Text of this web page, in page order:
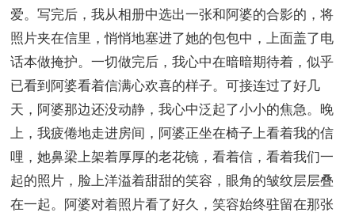
爱。写完后，我从相册中选出一张和阿婆的合影的，将
照片夹在信里，悄悄地塞进了她的包包中，上面盖了电
话本做掩护。一切做完后，我心中在暗暗期待着，似乎
已看到阿婆看着信满心欢喜的样子。可接连过了好几
天，阿婆那边还没动静，我心中泛起了小小的焦急。晚
上，我疲倦地走进房间，阿婆正坐在椅子上看着我的信
哩，她鼻梁上架着厚厚的老花镜，看着信，看着我们一
起的照片，脸上洋溢着甜甜的笑容，眼角的皱纹层层叠
在一起。阿婆对着照片看了好久，笑容始终驻留在那张